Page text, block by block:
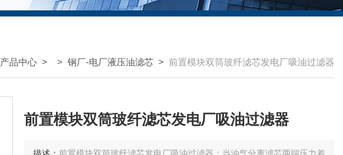
产品中心 > > 钢厂-电厂液压油滤芯 > 前置模块双筒玻纤滤芯发电厂吸油过滤器
前置模块双筒玻纤滤芯发电厂吸油过滤器